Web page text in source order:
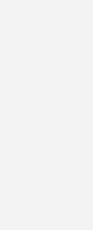
y
en el año
año, en